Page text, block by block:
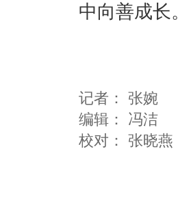
中向善成长
记者： 张婉
编辑： 冯洁